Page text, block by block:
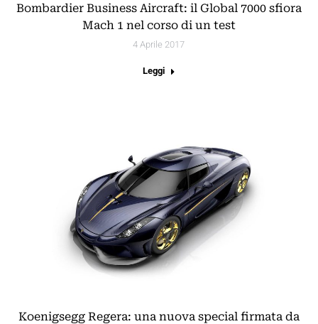
Bombardier Business Aircraft: il Global 7000 sfiora
Mach 1 nel corso di un test
4 Aprile 2017
Leggi
Koenigsegg Regera: una nuova special firmata da